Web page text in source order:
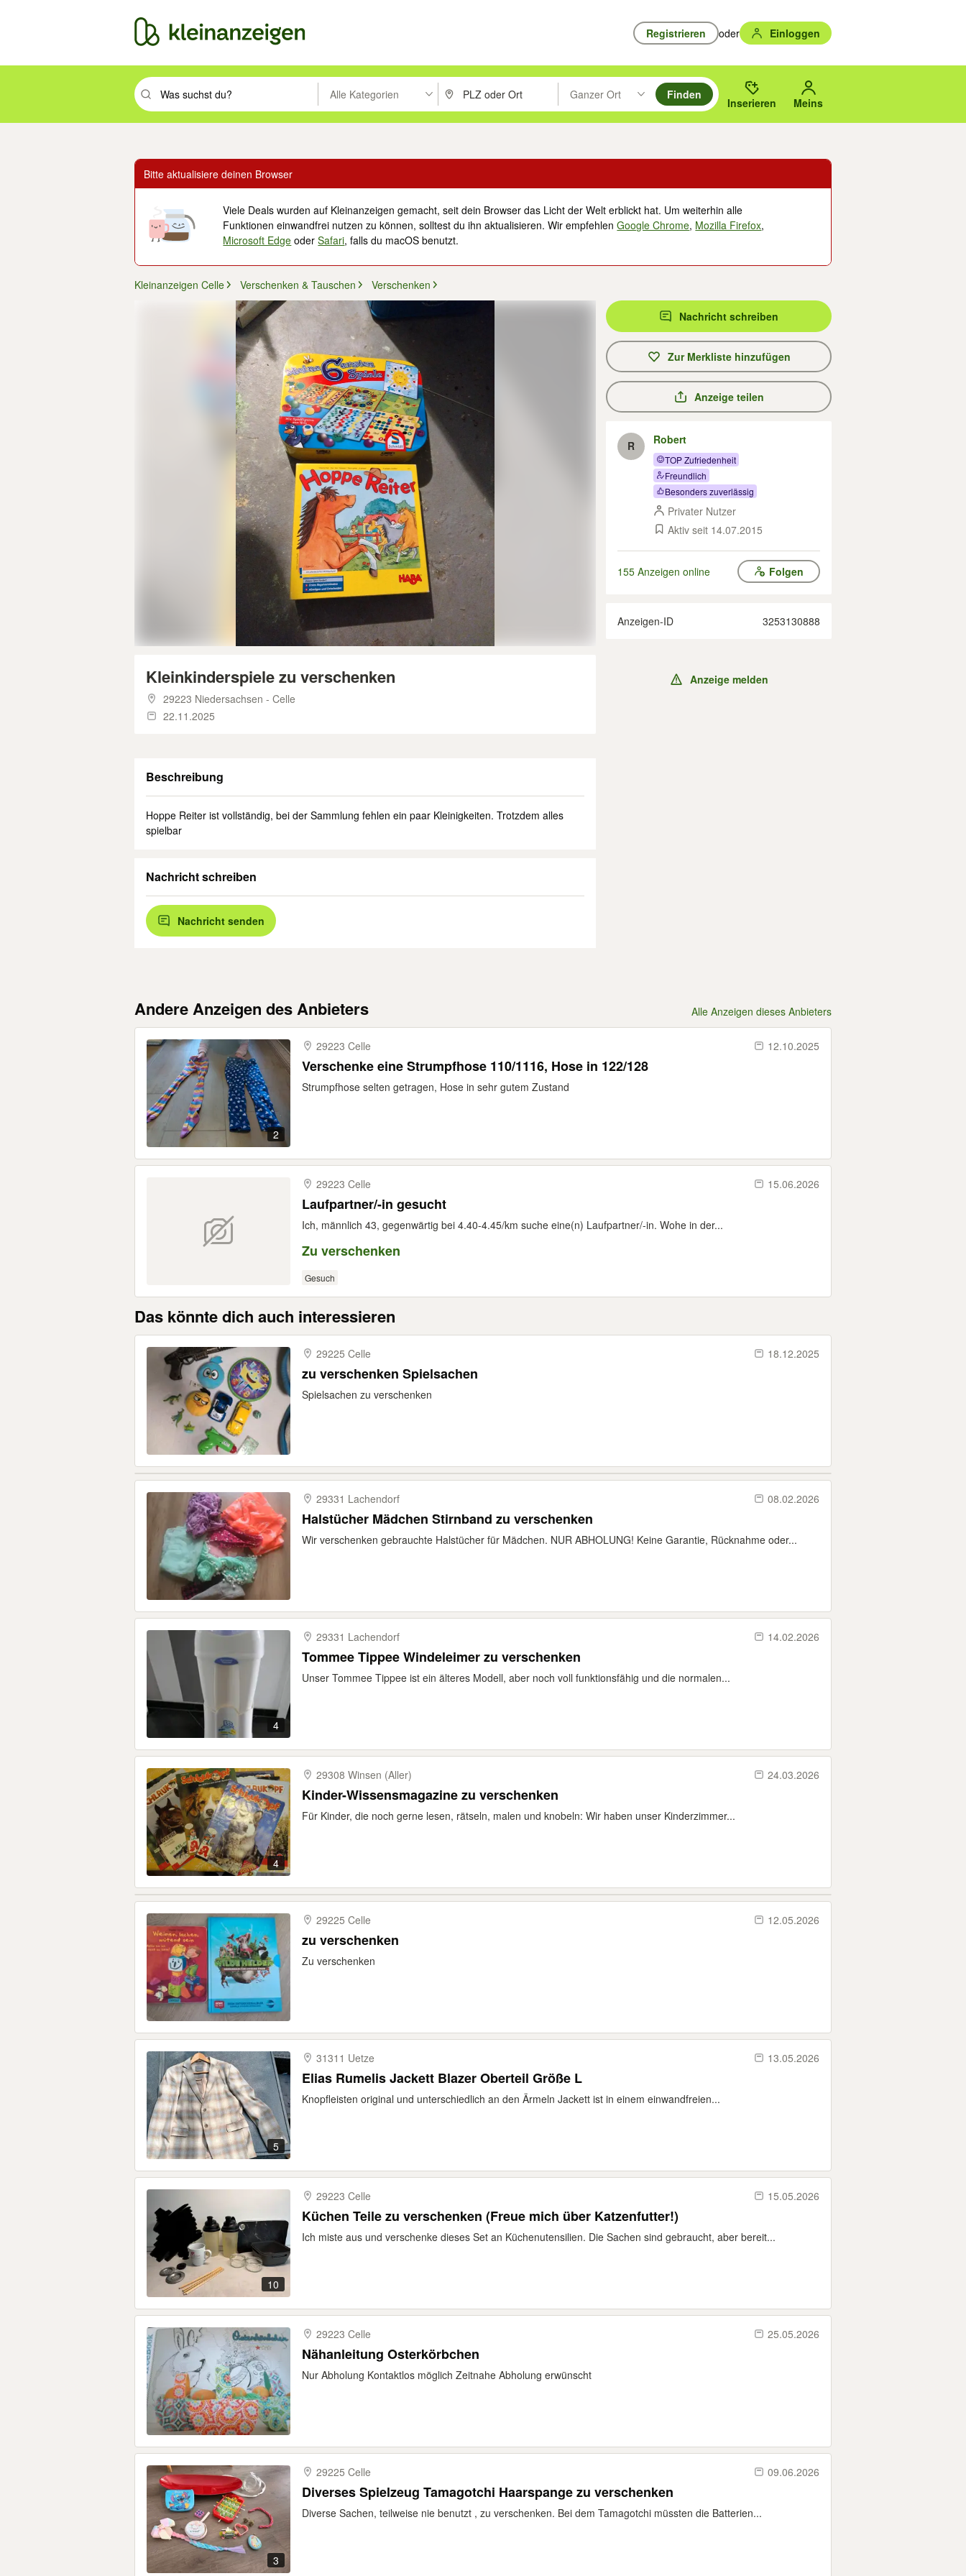
Registrieren oder Einloggen
Suchbegriff eingeben. Eingabetaste drücken um zu suchen, oder Vorschläge mit den Pfeiltasten nach oben/unten durchsuchen und mit Eingabetaste auswählen.
Alle Kategorien PLZ oder Ort eingeben. Eingabetaste drücken um zu suchen, oder Vorschläge mit den Pfeiltasten nach oben/
Ganzer Ort
Suche im Umkreis des gewählten Orts oder PLZ.
Finden
Inserieren Meins
Bitte aktualisiere deinen Browser
Viele Deals wurden auf Kleinanzeigen gemacht, seit dein Browser das Licht der Welt erblickt hat. Um weiterhin alle
Funktionen einwandfrei nutzen zu können, solltest du ihn aktualisieren. Wir empfehlenGoogle Chrome, Mozilla Firefox,
Microsoft Edge oderSafari, falls du macOS benutzt.
Kleinanzeigen Celle Verschenken & Tauschen Verschenken
Kleinkinderspiele zu verschenken
29223 Niedersachsen - Celle
22.11.2025
Beschreibung
Hoppe Reiter ist vollständig, bei der Sammlung fehlen ein paar Kleinigkeiten. Trotzdem alles
spielbar
Nachricht schreiben
Nachricht senden
Nachricht schreiben
Zur Merkliste hinzufügen
Anzeige teilen
R Robert
TOP Zufriedenheit
Freundlich
Besonders zuverlässig
Privater Nutzer
Aktiv seit 14.07.2015
155 Anzeigen online Folgen
Anzeigen-ID 3253130888
Anzeige melden
Andere Anzeigen des Anbieters Alle Anzeigen dieses Anbieters
2
29223 Celle 12.10.2025
Verschenke eine Strumpfhose 110/1116, Hose in 122/128
Strumpfhose selten getragen, Hose in sehr gutem Zustand
29223 Celle 15.06.2026
Laufpartner/-in gesucht
Ich, männlich 43, gegenwärtig bei 4.40-4.45/km suche eine(n) Laufpartner/-in. Wohe in der...
Zu verschenken
Gesuch
Das könnte dich auch interessieren
29225 Celle 18.12.2025
zu verschenken Spielsachen
Spielsachen zu verschenken
29331 Lachendorf 08.02.2026
Halstücher Mädchen Stirnband zu verschenken
Wir verschenken gebrauchte Halstücher für Mädchen. NUR ABHOLUNG! Keine Garantie, Rücknahme oder...
4
29331 Lachendorf 14.02.2026
Tommee Tippee Windeleimer zu verschenken
Unser Tommee Tippee ist ein älteres Modell, aber noch voll funktionsfähig und die normalen...
4
29308 Winsen (Aller) 24.03.2026
Kinder-Wissensmagazine zu verschenken
Für Kinder, die noch gerne lesen, rätseln, malen und knobeln: Wir haben unser Kinderzimmer...
29225 Celle 12.05.2026
zu verschenken
Zu verschenken
5
31311 Uetze 13.05.2026
Elias Rumelis Jackett Blazer Oberteil Größe L
Knopfleisten original und unterschiedlich an den Ärmeln Jackett ist in einem einwandfreien...
10
29223 Celle 15.05.2026
Küchen Teile zu verschenken (Freue mich über Katzenfutter!)
Ich miste aus und verschenke dieses Set an Küchenutensilien. Die Sachen sind gebraucht, aber bereit...
29223 Celle 25.05.2026
Nähanleitung Osterkörbchen
Nur Abholung Kontaktlos möglich Zeitnahe Abholung erwünscht
3
29225 Celle 09.06.2026
Diverses Spielzeug Tamagotchi Haarspange zu verschenken
Diverse Sachen, teilweise nie benutzt , zu verschenken. Bei dem Tamagotchi müssten die Batterien...